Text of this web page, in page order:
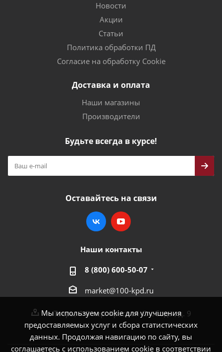
Мы используем cookie для улучшения
предоставляемых услуг и сбора статистических
данных. Продолжая навигацию по сайту, вы
соглашаетесь с использованием cookie в соответствии
Новости
Акции
Статьи
Политика обработки ПД
Согласие на обработку Cookie
Доставка и оплата
Наши магазины
Производители
Будьте всегда в курсе!
Оставайтесь на связи
Наши контакты
8 (800) 600-50-07
market@100-kpd.ru
г. Тверь, 4-й пер. Красной Слободы, д. 9